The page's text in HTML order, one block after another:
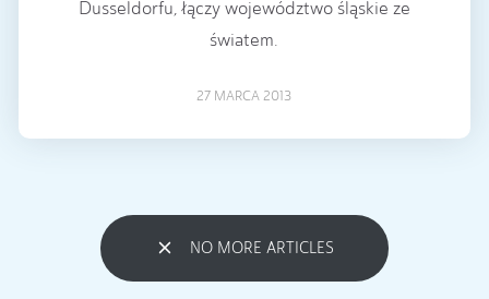
Dusseldorfu, łączy województwo śląskie ze
światem.
27 MARCA 2013
NO MORE ARTICLES